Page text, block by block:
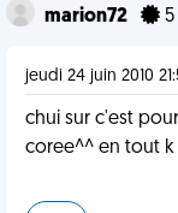
marion72 5
jeudi 24 juin 2010
chui sur c'est
coree^^ en tout